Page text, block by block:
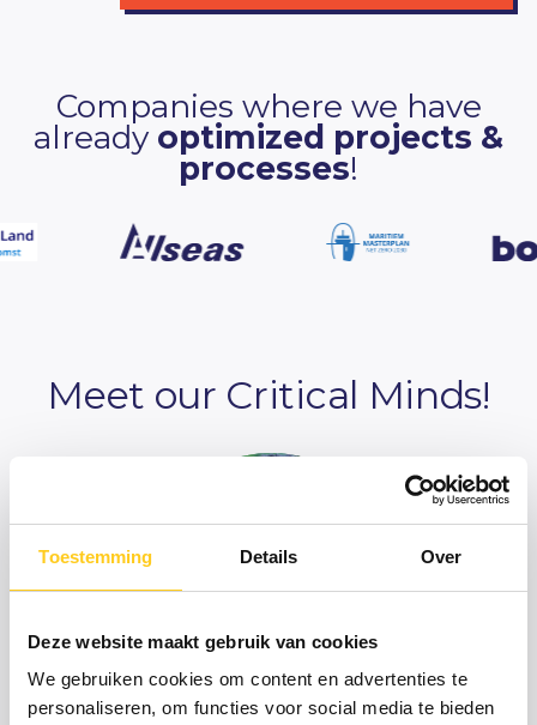
Toestemming Details Over
Deze website maakt gebruik van cookies
We gebruiken cookies om content en advertenties te
personaliseren, om functies voor social media te bieden
Companies where we have
already optimized projects &
processes!
Meet our Critical Minds!